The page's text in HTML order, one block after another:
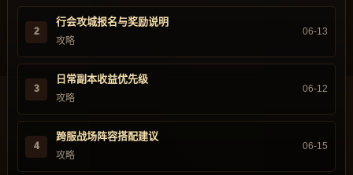
2
行会攻城报名与奖励说明
攻略
06-13
3
日常副本收益优先级
攻略
06-12
4
跨服战场阵容搭配建议
攻略
06-15